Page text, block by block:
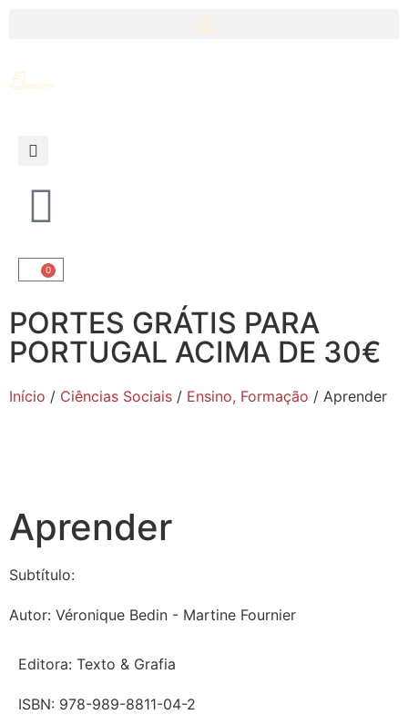
0
PORTES GRÁTIS PARA
PORTUGAL ACIMA DE 30€
Início / Ciências Sociais / Ensino, Formação / Aprender
Aprender
Subtítulo:
Autor: Véronique Bedin - Martine Fournier
Editora: Texto & Grafia
ISBN: 978-989-8811-04-2